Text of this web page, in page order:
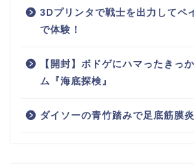
3Dプリンタで戦士を出力してペ
で体験！
【開封】ボドゲにハマったきっ
ム『海底探検』
ダイソーの青竹踏みで足底筋膜